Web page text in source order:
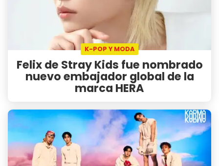
K-POP Y MODA
Felix de Stray Kids fue nombrado
nuevo embajador global de la
marca HERA